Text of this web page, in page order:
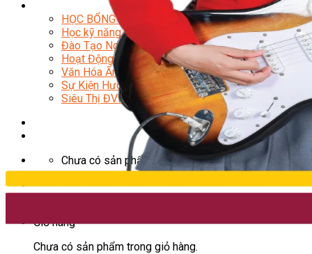
HỌC BỔNG 2026
Học kỹ năng
Đào Tạo Nghề
Hoạt Động
Văn Hóa Ẩm Thực Việt Nam
Sự Kiện Hướng Nghiệp Á Âu
Siêu Thị ĐVP Market
Chưa có sản phẩm trong giỏ hàng.
Giỏ hàng
Chưa có sản phẩm trong giỏ hàng.